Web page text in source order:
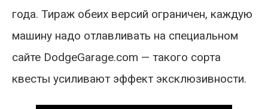
года. Тираж обеих версий ограничен, каждую
машину надо отлавливать на специальном
сайте DodgeGarage.com — такого сорта
квесты усиливают эффект эксклюзивности.